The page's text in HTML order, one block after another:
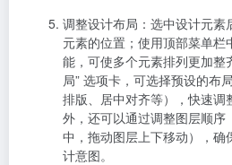
调整设计布局 ：选中设计元
元素的位置；使用顶部菜单栏
能，可使多个元素排列更加整
局” 选项卡，可选择预设的布
排版、居中对齐等），快速调
外，还可以通过调整图层顺序
中，拖动图层上下移动），确
计意图。